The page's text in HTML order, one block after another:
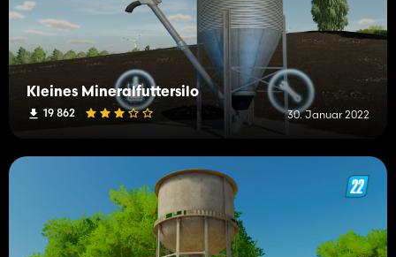
Kleines Mineralfuttersilo
19 862 30. Januar 2022